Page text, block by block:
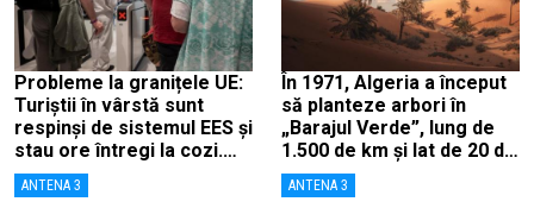
Probleme la granițele UE:
Turiștii în vârstă sunt
respinși de sistemul EES și
stau ore întregi la cozi.
„Degetele mele sunt
tocite”
ANTENA 3
În 1971, Algeria a început
să planteze arbori în
„Barajul Verde”, lung de
1.500 de km și lat de 20 de
km, ca să combată
deșertificarea
ANTENA 3